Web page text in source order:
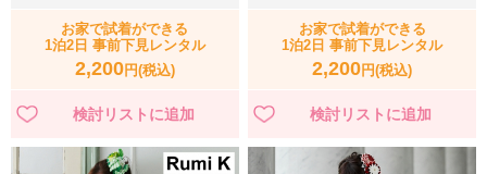
お家で試着ができる
1泊2日 事前下見レンタル
2,200円(税込)
お家で試着ができる
1泊2日 事前下見レンタル
2,200円(税込)